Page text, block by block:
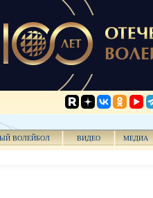
ВОЛЕЙБОЛ ВИДЕО МЕДИА